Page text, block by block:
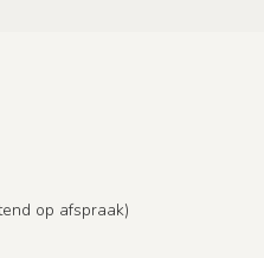
op afspraak)